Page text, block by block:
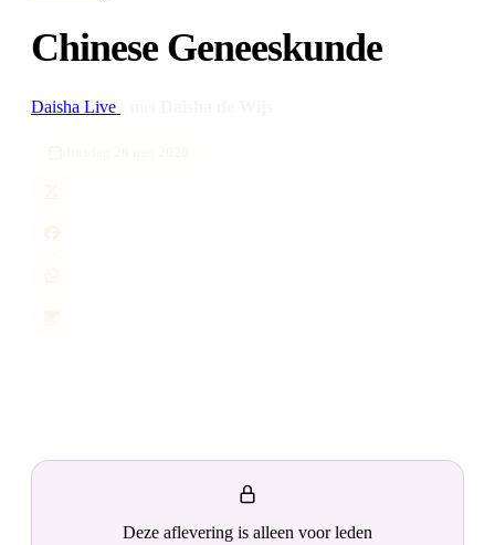
Chinese Geneeskunde
Daisha Live
Deze aflevering is alleen voor leden